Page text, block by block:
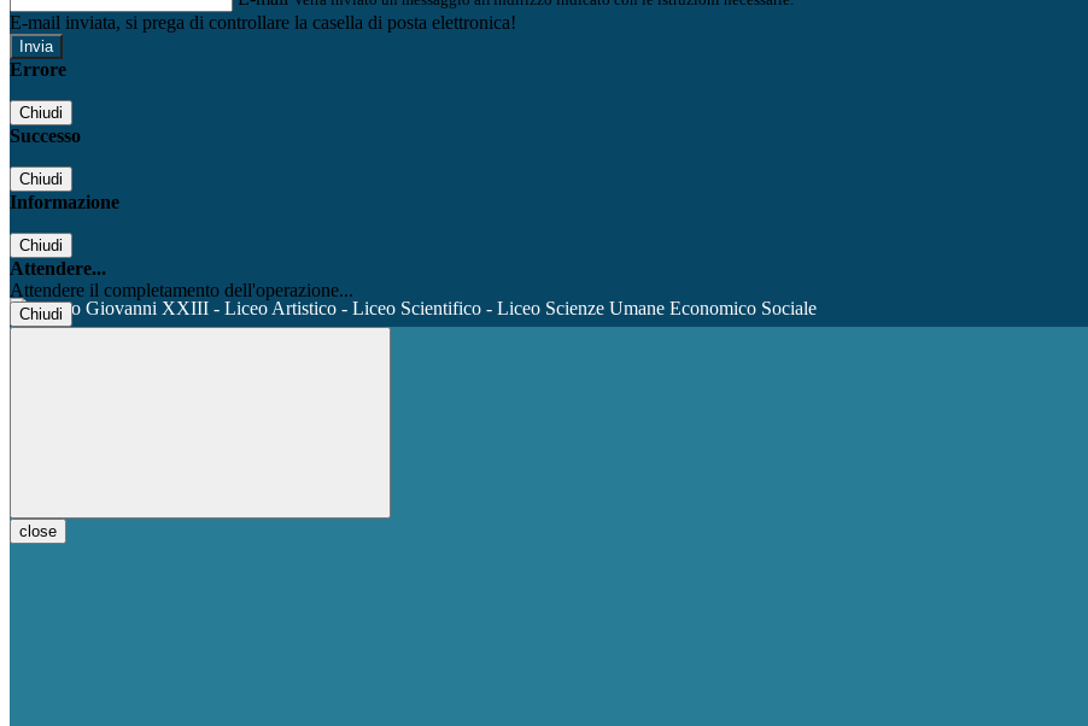
E-mail inviata, si prega di controllare la casella di posta elettronica!
Errore
Chiudi
Successo
Chiudi
Informazione
Chiudi
Attendere...
Attendere il completamento dell'operazione...
Chiudi
close